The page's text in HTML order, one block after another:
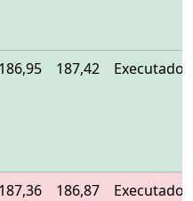
186,95 187,42 Executado
187,36 186,87 Executado